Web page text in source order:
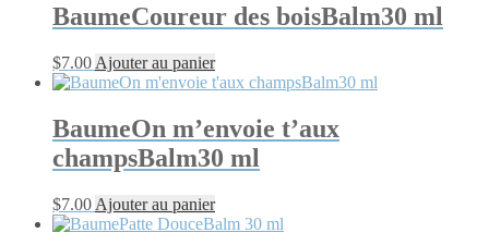
BaumeCoureur des boisBalm30 ml
$7.00 Ajouter au panier
BaumeOn m’envoie t’aux
champsBalm30 ml
$7.00 Ajouter au panier